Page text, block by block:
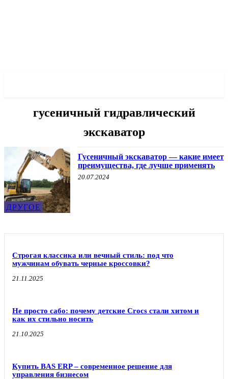
гусеничный гидравлический
экскаватор
ДРУГОЕ
Гусеничный экскаватор — какие имеет
преимущества, где лучше применять
20.07.2024
Строгая классика или вечный стиль: под что
мужчинам обувать черные кроссовки?
21.11.2025
Не просто сабо: почему детские Crocs стали хитом и
как их стильно носить
21.10.2025
Купить BAS ERP – современное решение для
управления бизнесом